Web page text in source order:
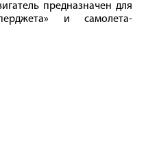
предназначен для
и самолета-